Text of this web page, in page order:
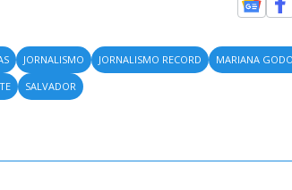
JORNALISMO JORNALISMO RECORD MARIANA
SALVADOR